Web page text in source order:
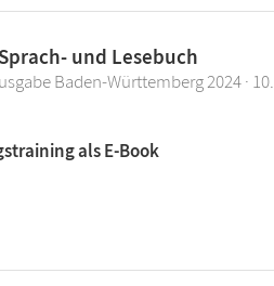
und Lesebuch
Baden-Württemberg 2024 · 10.
als E-Book